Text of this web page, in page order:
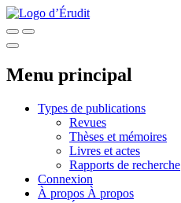
Menu principal
Types de publications
Revues
Thèses et mémoires
Livres et actes
Rapports de recherche
Connexion
À propos À propos